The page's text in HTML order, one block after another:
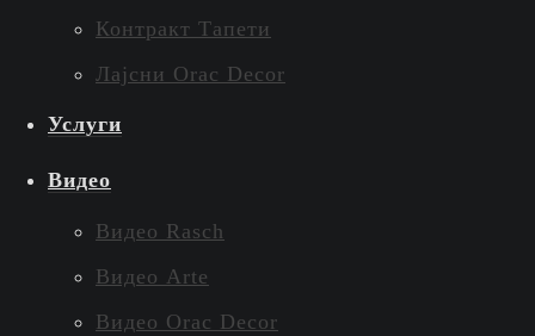
Контракт Тапети
Лајсни Orac Decor
Услуги
Видео
Видео Rasch
Видео Arte
Видео Orac Decor